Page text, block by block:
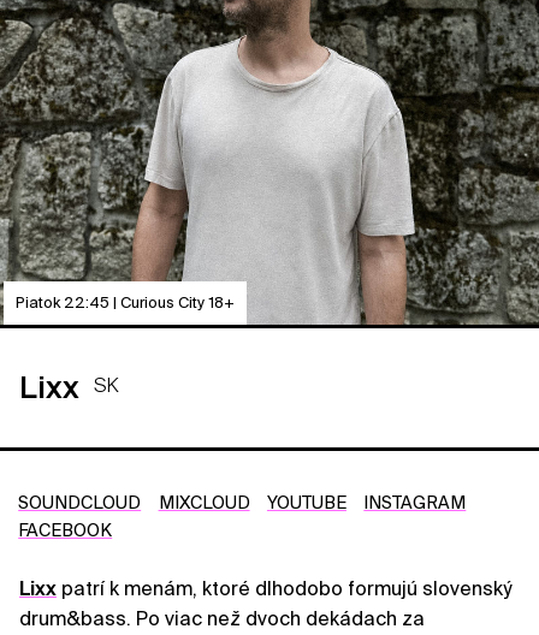
Piatok 22:45 | Curious City 18+
Lixx SK
SOUNDCLOUD MIXCLOUD YOUTUBE
INSTAGRAM
FACEBOOK
Lixx patrí k menám, ktoré dlhodobo formujú slovenský
drum&bass. Po viac než dvoch dekádach za